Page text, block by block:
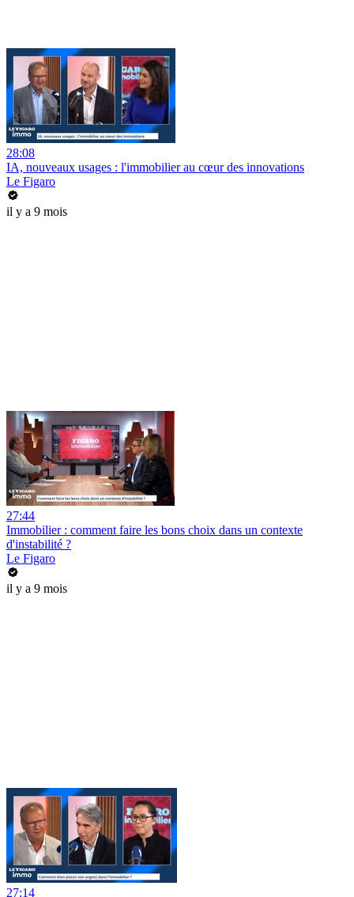
28:08
IA, nouveaux usages : l'immobilier au cœur des innovations
Le Figaro
il y a 9 mois
27:44
Immobilier : comment faire les bons choix dans un contexte
d'instabilité ?
Le Figaro
il y a 9 mois
27:14